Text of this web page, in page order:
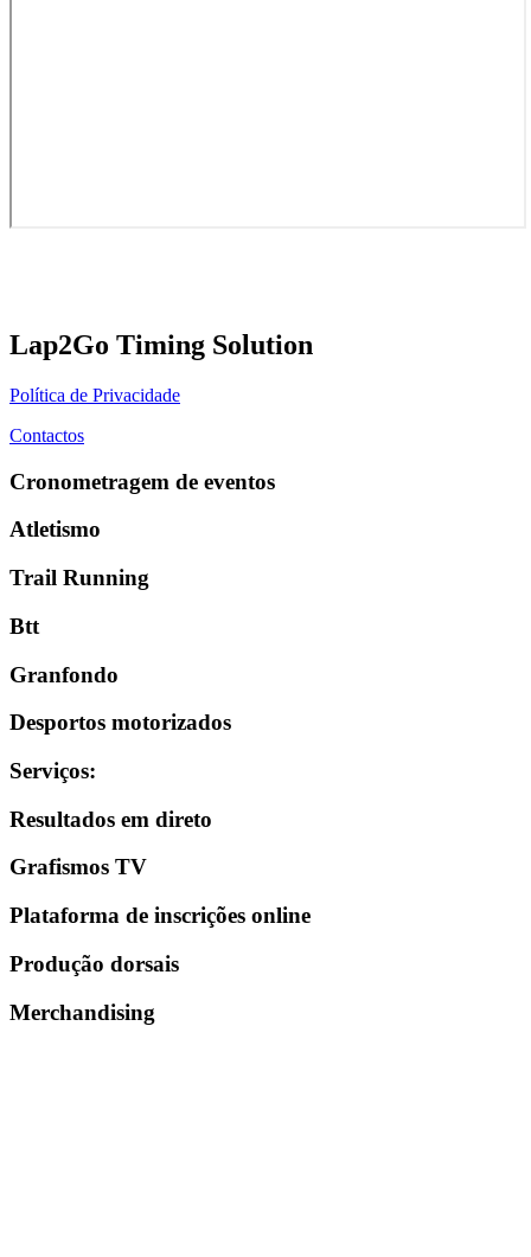
Lap2Go Timing Solution
Política de Privacidade
Contactos
Cronometragem de eventos
Atletismo
Trail Running
Btt
Granfondo
Desportos motorizados
Serviços:
Resultados em direto
Grafismos TV
Plataforma de inscrições online
Produção dorsais
Merchandising